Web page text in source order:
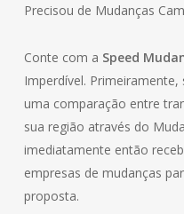
Precisou de Mudanças
Conte com a Speed
Imperdível.
uma comparação entre
sua região através do
imediatamente então
empresas de mudanças
proposta.